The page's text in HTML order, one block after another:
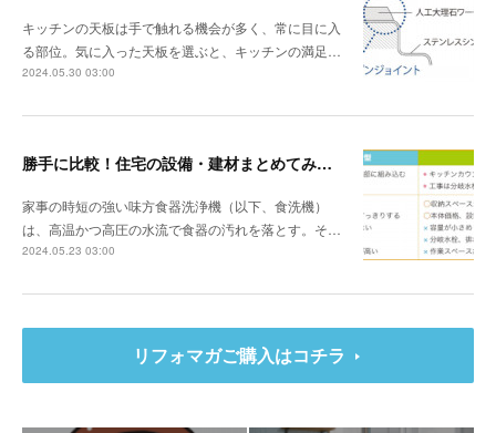
キッチンの天板は手で触れる機会が多く、常に目に入
る部位。気に入った天板を選ぶと、キッチンの満足…
2024.05.30 03:00
勝手に比較！住宅の設備・建材まとめてみました！～食器洗浄機編
家事の時短の強い味方食器洗浄機（以下、食洗機）
は、高温かつ高圧の水流で食器の汚れを落とす。そ…
2024.05.23 03:00
リフォマガご購入はコチラ